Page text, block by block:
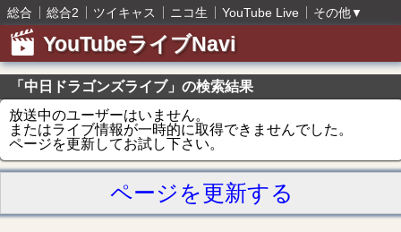
総合 総合2 ツイキャス ニコ生 YouTube Live その他▼
YouTubeライブNavi
「中日ドラゴンズライブ」の検索結果
放送中のユーザーはいません。
またはライブ情報が一時的に取得できませんでした。
ページを更新してお試し下さい。
ページを更新する